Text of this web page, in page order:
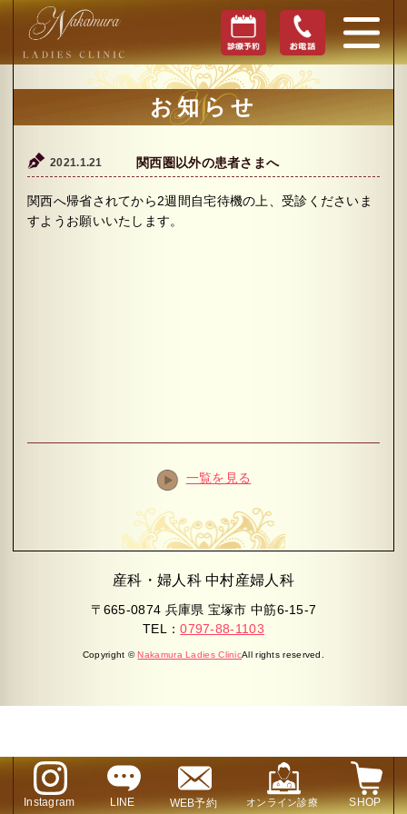
お知らせ
2021.1.21 関西圏以外の患者さまへ
関西へ帰省されてから2週間自宅待機の上、受診くださいま
すようお願いいたします。
一覧を見る
Instagram LINE WEB予約 オンライン診療 SHOP
産科・婦人科 中村産婦人科
〒665-0874 兵庫県 宝塚市 中筋6-15-7
TEL：0797-88-1103
Copyright ©Nakamura Ladies ClinicAll rights reserved.